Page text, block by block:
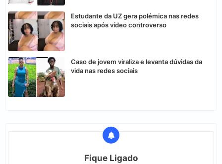
Estudante da UZ gera polémica nas redes
sociais após vídeo controverso
Caso de jovem viraliza e levanta dúvidas da
vida nas redes sociais
Fique Ligado